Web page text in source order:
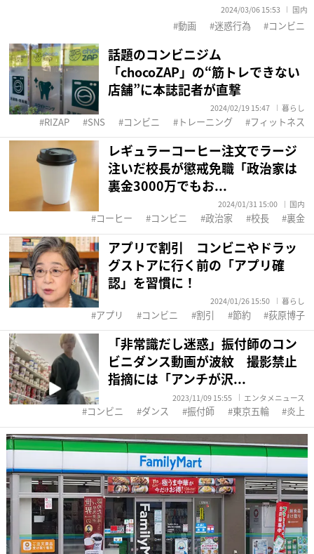
2024/03/06 15:53 国内
動画 迷惑行為 コンビニ
話題のコンビニジム
「chocoZAP」の“筋トレできない
店舗”に本誌記者が直撃
2024/02/19 15:47 暮らし
RIZAP SNS コンビニ トレーニング フィットネス
レギュラーコーヒー注文でラージ
注いだ校長が懲戒免職「政治家は
裏金3000万でもお...
2024/01/31 15:00 国内
コーヒー コンビニ 政治家 校長 裏金
アプリで割引 コンビニやドラッ
グストアに行く前の「アプリ確
認」を習慣に！
2024/01/26 15:50 暮らし
アプリ コンビニ 割引 節約 荻原博子
「非常識だし迷惑」振付師のコン
ビニダンス動画が波紋 撮影禁止
指摘には「アンチが沢...
2023/11/09 15:55 エンタメニュース
コンビニ ダンス 振付師 東京五輪 炎上